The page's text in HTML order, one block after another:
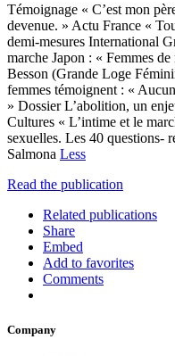
Témoignage « C’est mon
devenue. » Actu France «
demi-mesures International
marche Japon : « Femmes
Besson (Grande Loge
femmes témoignent : «
» Dossier L’abolition, un
Cultures « L’intime et le
sexuelles. Les 40 questions-
Salmona Less
Read the publication
Related publications
Share
Embed
Add to favorites
Comments
Company